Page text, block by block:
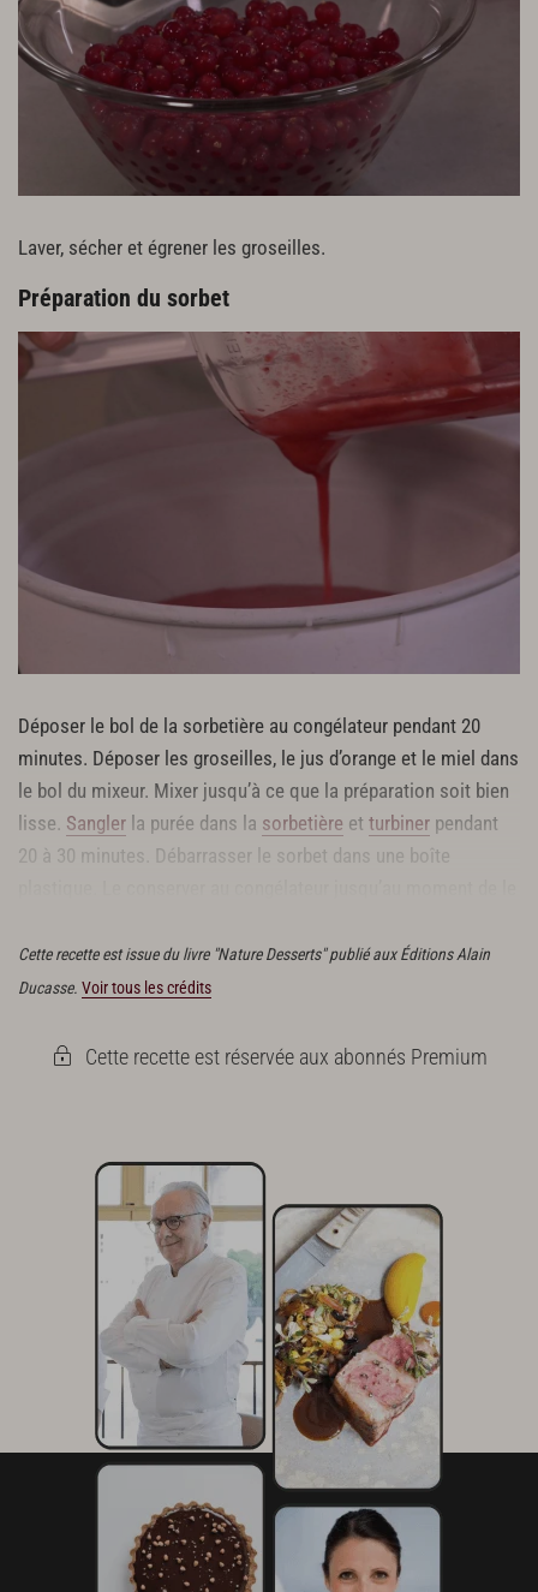
Laver, sécher et égrener les groseilles.
Préparation du sorbet
Déposer le bol de la sorbetière au congélateur pendant 20
minutes. Déposer les groseilles, le jus d’orange et le miel dans
le bol du mixeur. Mixer jusqu’à ce que la préparation soit bien
lisse. Sangler la purée dans la sorbetière et turbiner pendant
20 à 30 minutes. Débarrasser le sorbet dans une boîte
Cette recette est issue du livre "Nature Desserts" publié aux Éditions Alain
Ducasse. Voir tous les crédits
Cette recette est réservée aux abonnés Premium